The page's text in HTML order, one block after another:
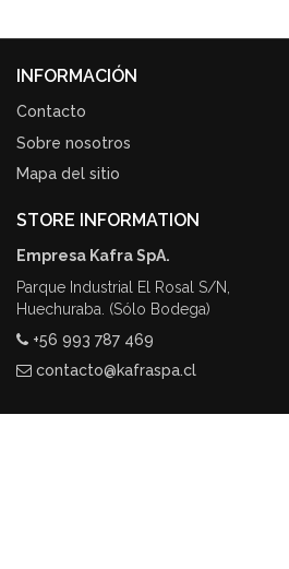
INFORMACIÓN
Contacto
Sobre nosotros
Mapa del sitio
STORE INFORMATION
Empresa Kafra SpA.
Parque Industrial El Rosal S/N,
Huechuraba. (Sólo Bodega)
+56 993 787 469
contacto@kafraspa.cl